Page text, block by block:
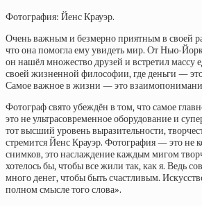
Фотография: Йенс Крауэр.
Очень важным и безмерно приятным в своей
что она помогла ему увидеть мир. От Нью-
он нашёл множество друзей и встретил
своей жизненной философии, где деньги — это
Самое важное в жизни — это
Фотограф свято убеждён в том, что самое
это не ультрасовременное оборудование и
тот высший уровень выразительности,
стремится Йенс Крауэр. Фотография — это не
снимков, это наслаждение каждым мигом
хотелось бы, чтобы все жили так, как я. Ведь
много денег, чтобы быть счастливым.
полном смысле того слова».